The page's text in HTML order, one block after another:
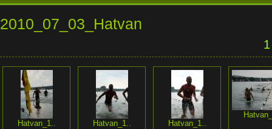
2010_07_03_Hatvan
Hatvan_1.. Hatvan_1.. Hatvan_1..